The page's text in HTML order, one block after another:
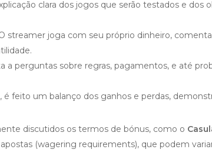
clara dos jogos que serão testados e dos
streamer joga com seu próprio dinheiro,
a perguntas sobre regras, pagamentos, e até
é feito um balanço dos ganhos e perdas,
discutidos os termos de bónus, como o
(wagering requirements), que podem